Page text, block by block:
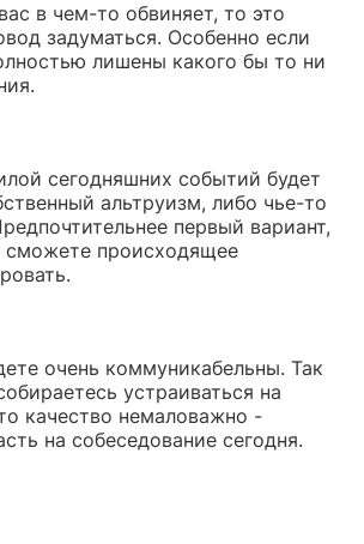
в чем-то обвиняет, то это
задуматься. Особенно если
лишены какого бы то ни
сегодняшних событий будет
альтруизм, либо чье-то
первый вариант,
сможете происходящее
очень коммуникабельны. Так
устраиваться на
качество немаловажно -
на собеседование сегодня.